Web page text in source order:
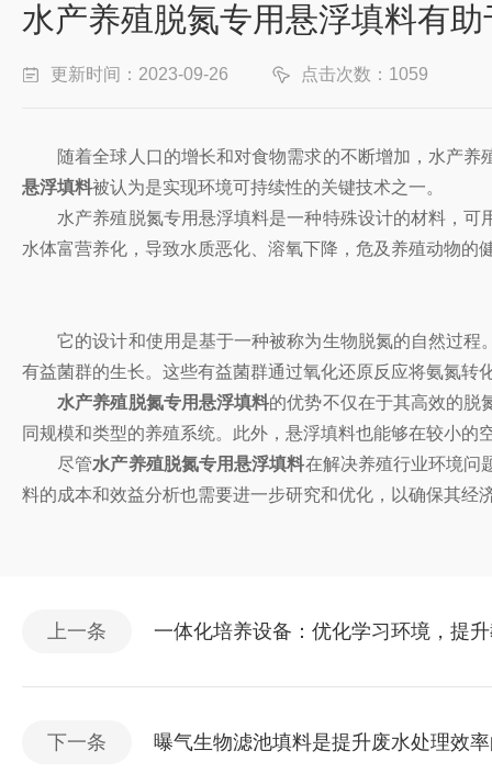
水产养殖脱氮专用悬浮填料有
更新时间：2023-09-26 点击次数：1059
随着全球人口的增长和对食物需求的不断增加，水产养
悬浮填料被认为是实现环境可持续性的关键技术之一。
水产养殖脱氮专用悬浮填料是一种特殊设计的材料，可
水体富营养化，导致水质恶化、溶氧下降，危及养殖动物
它的设计和使用是基于一种被称为生物脱氮的自然过程
有益菌群的生长。这些有益菌群通过氧化还原反应将氨氮
水产养殖脱氮专用悬浮填料的优势不仅在于其高效的脱
同规模和类型的养殖系统。此外，悬浮填料也能够在较小
尽管水产养殖脱氮专用悬浮填料在解决养殖行业环境问
料的成本和效益分析也需要进一步研究和优化，以确保其经
上一条 一体化培养设备：优化学习环境，提
下一条 曝气生物滤池填料是提升废水处理效